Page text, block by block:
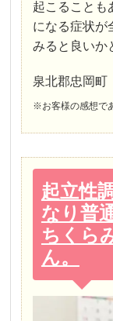
起こることも
になる症状が
みると良いか
泉北郡忠岡
※お客様の感想で
起立性
なり普
ちくら
ん。